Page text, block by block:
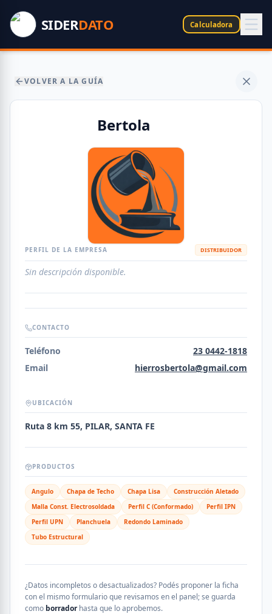
SIDERDATO Calculadora
VOLVER A LA GUÍA
Bertola
PERFIL DE LA EMPRESA DISTRIBUIDOR
Sin descripción disponible.
CONTACTO
Teléfono
23 0442-1818
Email
hierrosbertola@gmail.com
UBICACIÓN
Ruta 8 km 55, PILAR, SANTA FE
PRODUCTOS
Angulo Chapa de Techo Chapa Lisa
Construcción Aletado
Malla Const. Electrosoldada
Perfil C (Conformado)
Perfil IPN
Perfil UPN
Planchuela
Redondo Laminado
Tubo Estructural
¿Datos incompletos o desactualizados? Podés proponer la ficha
con el mismo formulario que revisamos en el panel; se guarda
como borradorhasta que lo aprobemos.